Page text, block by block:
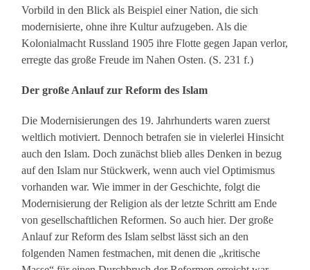
Vorbild in den Blick als Beispiel einer Nation, die sich
modernisierte, ohne ihre Kultur aufzugeben. Als die
Kolonialmacht Russland 1905 ihre Flotte gegen Japan verlor,
erregte das große Freude im Nahen Osten. (S. 231 f.)
Der große Anlauf zur Reform des Islam
Die Modernisierungen des 19. Jahrhunderts waren zuerst
weltlich motiviert. Dennoch betrafen sie in vielerlei Hinsicht
auch den Islam. Doch zunächst blieb alles Denken in bezug
auf den Islam nur Stückwerk, wenn auch viel Optimismus
vorhanden war. Wie immer in der Geschichte, folgt die
Modernisierung der Religion als der letzte Schritt am Ende
von gesellschaftlichen Reformen. So auch hier. Der große
Anlauf zur Reform des Islam selbst lässt sich an den
folgenden Namen festmachen, mit denen die „kritische